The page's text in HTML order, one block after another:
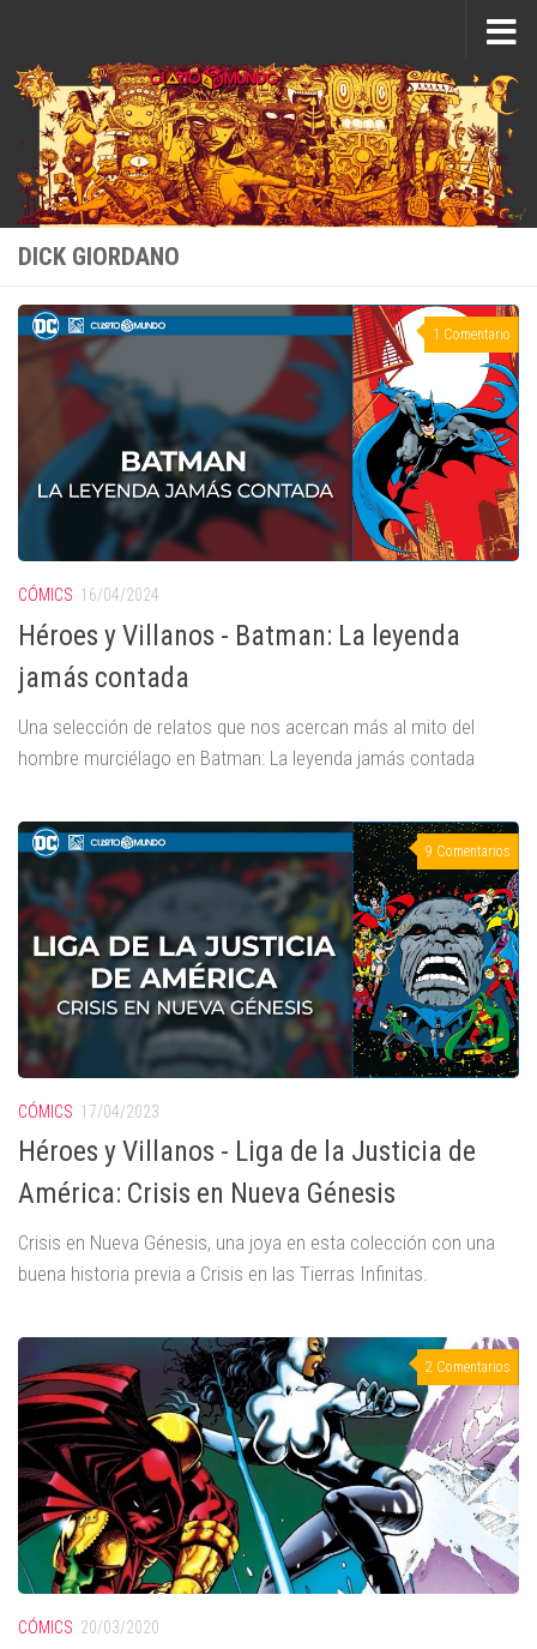
DICK GIORDANO
1 Comentario
CÓMICS 16/04/2024
Héroes y Villanos - Batman: La leyenda
jamás contada
Una selección de relatos que nos acercan más al mito del
hombre murciélago en Batman: La leyenda jamás contada
9 Comentarios
CÓMICS 17/04/2023
Héroes y Villanos - Liga de la Justicia de
América: Crisis en Nueva Génesis
Crisis en Nueva Génesis, una joya en esta colección con una
buena historia previa a Crisis en las Tierras Infinitas.
2 Comentarios
CÓMICS 20/03/2020